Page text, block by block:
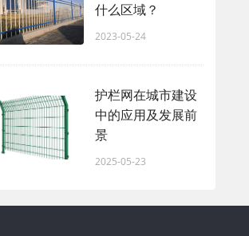
什么区域？
2023-05-24
护栏网在城市建设
中的应用及发展前
景
2025-05-23